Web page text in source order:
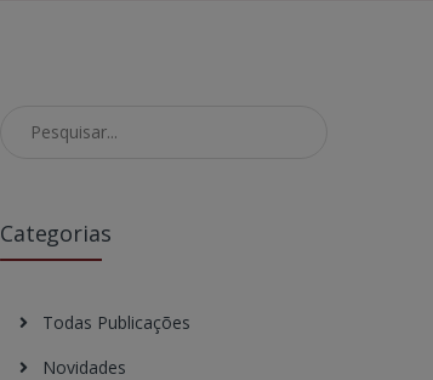
Pesquisar no Blog
Categorias
Todas Publicações
Novidades